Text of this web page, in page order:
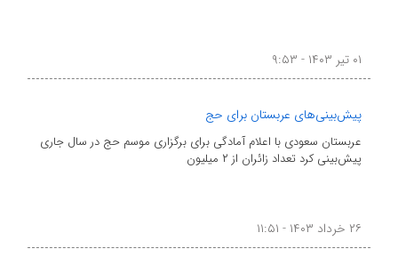
۰۱ تیر ۱۴۰۳ - ۹:۵۳
پیش‌بینی‌های عربستان برای حج
عربستان سعودی با اعلام آمادگی برای برگزاری موسم حج در سال جاری
پیش‌بینی کرد تعداد زائران از ۲ میلیون
۲۶ خرداد ۱۴۰۳ - ۱۱:۵۱